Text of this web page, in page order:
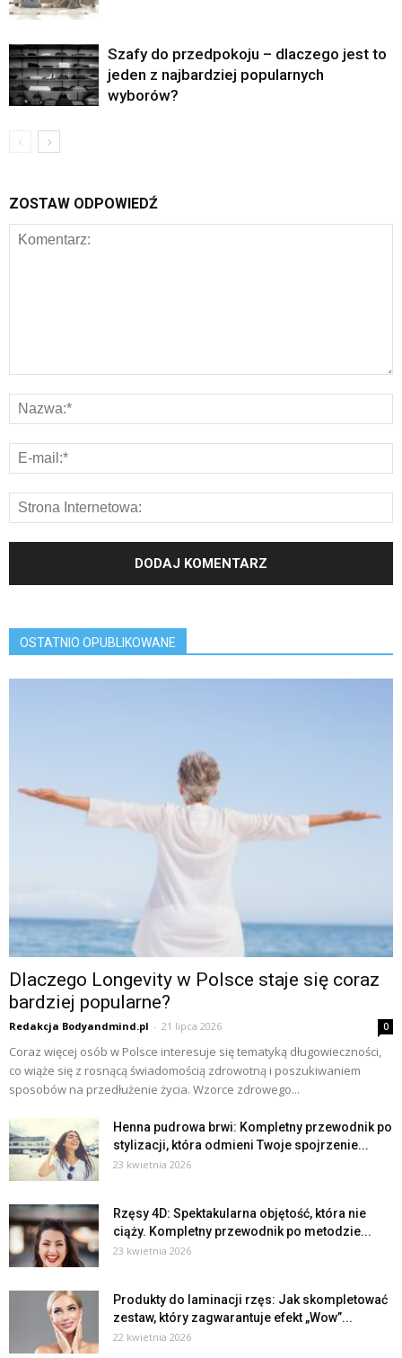
Szafy do przedpokoju – dlaczego jest to
jeden z najbardziej popularnych
wyborów?
ZOSTAW ODPOWIEDŹ
OSTATNIO OPUBLIKOWANE
Dlaczego Longevity w Polsce staje się coraz
bardziej popularne?
Redakcja Bodyandmind.pl - 21 lipca 2026 0
Coraz więcej osób w Polsce interesuje się tematyką długowieczności,
co wiąże się z rosnącą świadomością zdrowotną i poszukiwaniem
sposobów na przedłużenie życia. Wzorce zdrowego...
Henna pudrowa brwi: Kompletny przewodnik po
stylizacji, która odmieni Twoje spojrzenie...
23 kwietnia 2026
Rzęsy 4D: Spektakularna objętość, która nie
ciąży. Kompletny przewodnik po metodzie...
23 kwietnia 2026
Produkty do laminacji rzęs: Jak skompletować
zestaw, który zagwarantuje efekt „Wow”...
22 kwietnia 2026